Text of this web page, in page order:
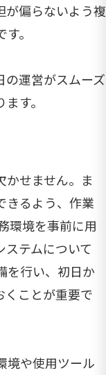
が偏らないよう複
。
の運営がスムーズ
す。
かせません。ま
きるよう、作業
環境を事前に用
テムについて
を行い、初日か
くことが重要で
境や使用ツール